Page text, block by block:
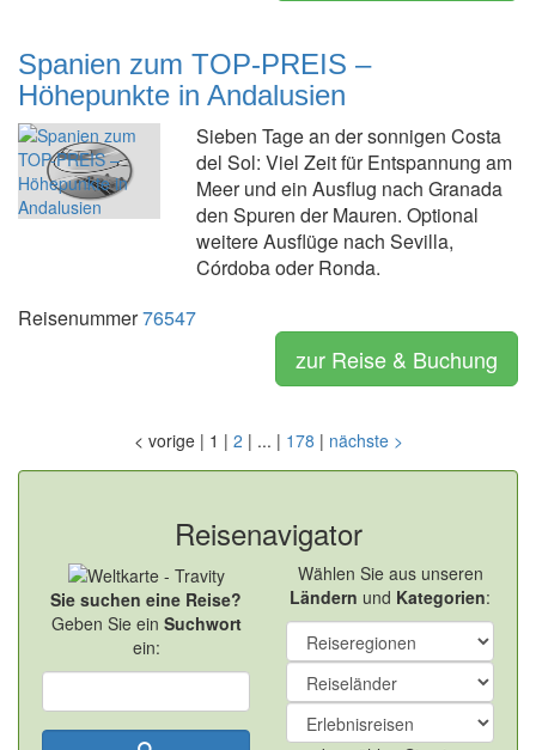
Spanien zum TOP-PREIS –
Höhepunkte in Andalusien
Sieben Tage an der sonnigen Costa
del Sol: Viel Zeit für Entspannung am
Meer und ein Ausflug nach Granada
den Spuren der Mauren. Optional
weitere Ausflüge nach Sevilla,
Córdoba oder Ronda.
Reisenummer76547
zur Reise & Buchung
< vorige | 1 | 2 | ... | 178 | nächste >
Reisenavigator
Sie suchen eine Reise?
Geben Sie ein Suchwort
ein:
Wählen Sie aus unseren
Ländern und Kategorien: